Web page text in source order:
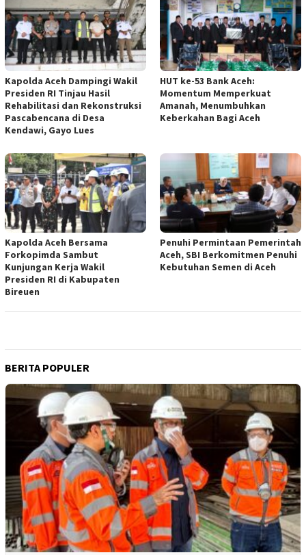
Kapolda Aceh Dampingi Wakil
Presiden RI Tinjau Hasil
Rehabilitasi dan Rekonstruksi
Pascabencana di Desa
Kendawi, Gayo Lues
HUT ke-53 Bank Aceh:
Momentum Memperkuat
Amanah, Menumbuhkan
Keberkahan Bagi Aceh
Kapolda Aceh Bersama
Forkopimda Sambut
Kunjungan Kerja Wakil
Presiden RI di Kabupaten
Bireuen
Penuhi Permintaan Pemerintah
Aceh, SBI Berkomitmen Penuhi
Kebutuhan Semen di Aceh
BERITA POPULER